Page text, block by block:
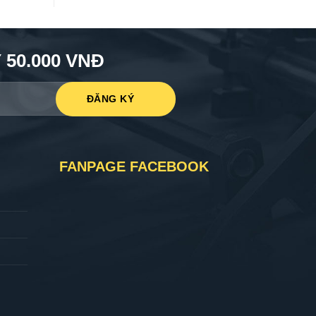
VNĐ
FANPAGE FACEBOOK